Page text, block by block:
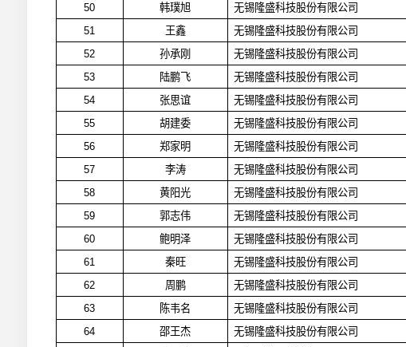
50
韩璞旭 无锡隆盛科技股份有限公司
51
王鑫 无锡隆盛科技股份有限公司
52
孙承刚 无锡隆盛科技股份有限公司
53
陆鹏飞 无锡隆盛科技股份有限公司
54
张思谊 无锡隆盛科技股份有限公司
55
胡建委 无锡隆盛科技股份有限公司
56
郑家明 无锡隆盛科技股份有限公司
57
李涛 无锡隆盛科技股份有限公司
58
黄阳光 无锡隆盛科技股份有限公司
59
郭志伟 无锡隆盛科技股份有限公司
60
鲍明泽 无锡隆盛科技股份有限公司
61
秦旺 无锡隆盛科技股份有限公司
62
周鹏 无锡隆盛科技股份有限公司
63
陈韦名 无锡隆盛科技股份有限公司
64
邵王杰 无锡隆盛科技股份有限公司